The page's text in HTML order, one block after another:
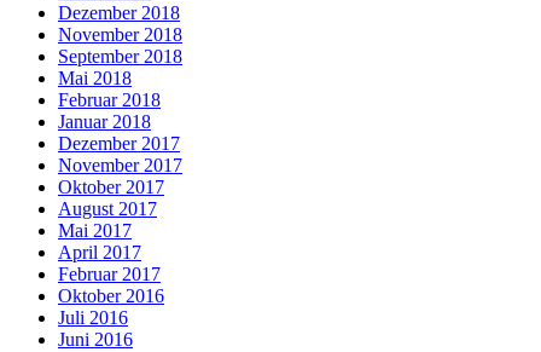
Dezember 2018
November 2018
September 2018
Mai 2018
Februar 2018
Januar 2018
Dezember 2017
November 2017
Oktober 2017
August 2017
Mai 2017
April 2017
Februar 2017
Oktober 2016
Juli 2016
Juni 2016